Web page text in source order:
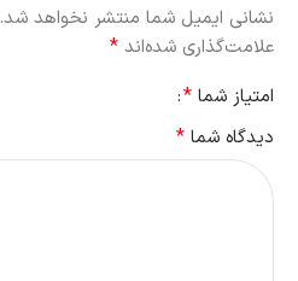
نشانی ایمیل شما منتشر نخواهد شد.
علامت‌گذاری شده‌اند *
امتیاز شما *
دیدگاه شما *